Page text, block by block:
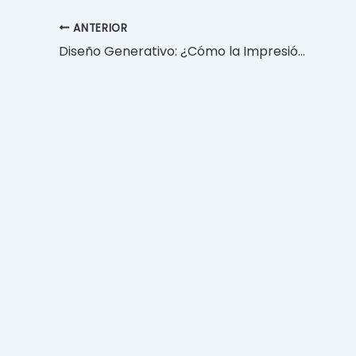
ANTERIOR
Diseño Generativo: ¿Cómo la Impresión Puede Beneficiarse de la Creatividad Algorítmica?